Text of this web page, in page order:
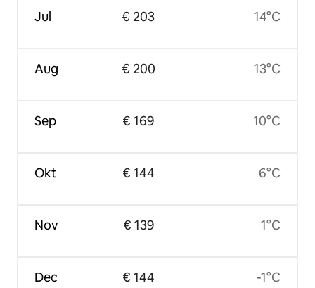
Jul
Aug
Sep
Okt
Nov
Dec
€ 203
€ 200
€ 169
€ 144
€ 139
€ 144
14°C
13°C
10°C
6°C
1°C
-1°C